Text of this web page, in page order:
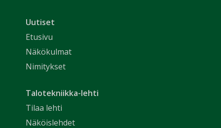
Uutiset
Etusivu
Näkökulmat
Nimitykset
Talotekniikka-lehti
Tilaa lehti
Näköislehdet